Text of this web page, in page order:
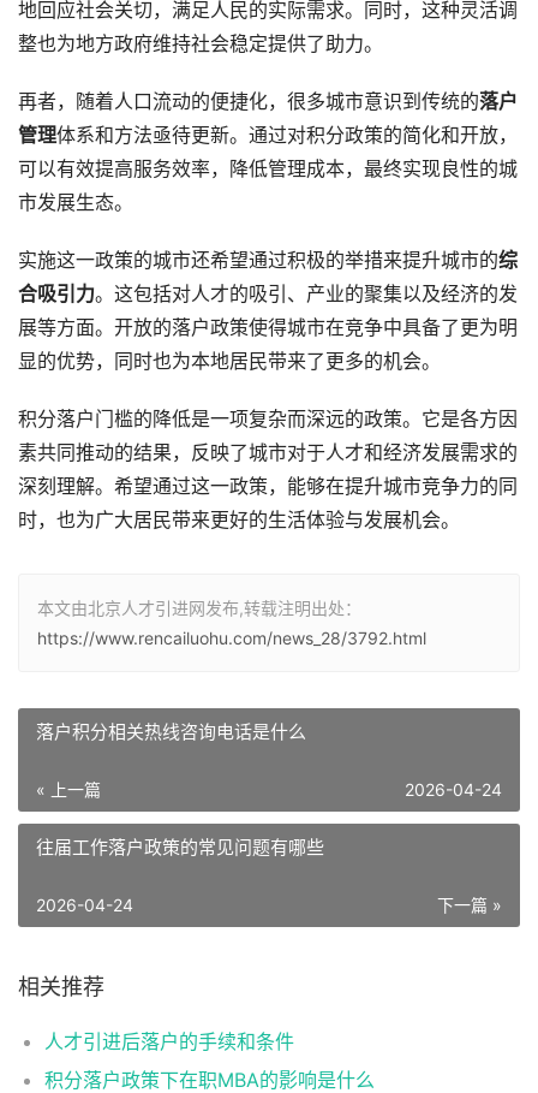
地回应社会关切，满足人民的实际需求。同时，这种灵活调
整也为地方政府维持社会稳定提供了助力。
再者，随着人口流动的便捷化，很多城市意识到传统的落户
管理体系和方法亟待更新。通过对积分政策的简化和开放，
可以有效提高服务效率，降低管理成本，最终实现良性的城
市发展生态。
实施这一政策的城市还希望通过积极的举措来提升城市的综
合吸引力。这包括对人才的吸引、产业的聚集以及经济的发
展等方面。开放的落户政策使得城市在竞争中具备了更为明
显的优势，同时也为本地居民带来了更多的机会。
积分落户门槛的降低是一项复杂而深远的政策。它是各方因
素共同推动的结果，反映了城市对于人才和经济发展需求的
深刻理解。希望通过这一政策，能够在提升城市竞争力的同
时，也为广大居民带来更好的生活体验与发展机会。
本文由北京人才引进网发布,转载注明出处：
https://www.rencailuohu.com/news_28/3792.html
落户积分相关热线咨询电话是什么
« 上一篇 2026-04-24
往届工作落户政策的常见问题有哪些
下一篇 »
2026-04-24
相关推荐
人才引进后落户的手续和条件
积分落户政策下在职MBA的影响是什么